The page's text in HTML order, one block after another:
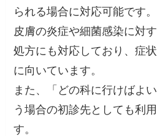
られる場合に対応可能です。
皮膚の炎症や細菌感染に対
処方にも対応しており、症
に向いています。
また、「どの科に行けばよ
う場合の初診先としても利
す。